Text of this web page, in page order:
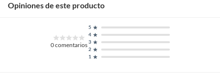
Opiniones de este producto
0comentarios
1
2
3
4
5